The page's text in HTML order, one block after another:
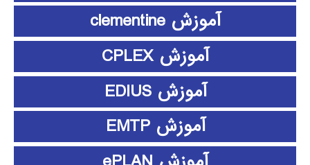
آموزش clementine
آموزش CPLEX
آموزش EDIUS
آموزش EMTP